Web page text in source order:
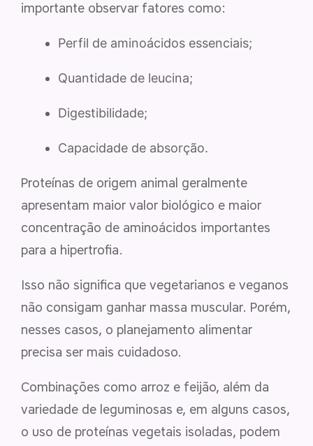
importante observar fatores como:
Perfil de aminoácidos essenciais;
Quantidade de leucina;
Digestibilidade;
Capacidade de absorção.
Proteínas de origem animal geralmente
apresentam maior valor biológico e maior
concentração de aminoácidos importantes
para a hipertrofia.
Isso não significa que vegetarianos e veganos
não consigam ganhar massa muscular. Porém,
nesses casos, o planejamento alimentar
precisa ser mais cuidadoso.
Combinações como arroz e feijão, além da
variedade de leguminosas e, em alguns casos,
o uso de proteínas vegetais isoladas, podem